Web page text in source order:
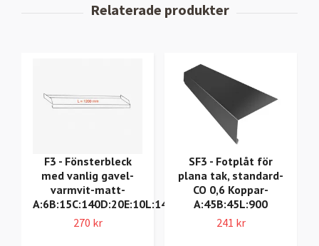
F3 - Fönsterbleck
med vanlig gavel-
varmvit-matt-
A:6B:15C:140D:20E:10L:1400
270 kr
SF3 - Fotplåt för
plana tak, standard-
CO 0,6 Koppar-
A:45B:45L:900
241 kr